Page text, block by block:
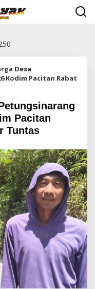
Desa
Kodim Pacitan Rabat
Pacitan
Tuntas